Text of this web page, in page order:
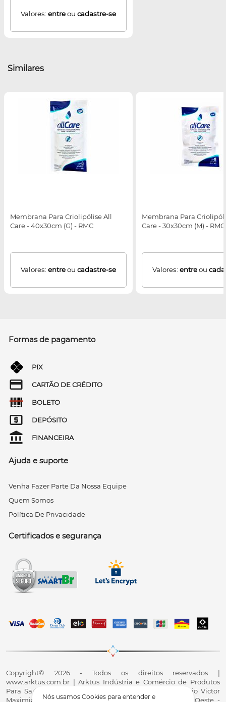
Nós usamos Cookies para entender e
Valores: entreou cadastre-se
Similares
Membrana Para Criolipólise All
Care - 40x30cm (G) - RMC
Valores: entreou cadastre-se
Membrana Para
Care - 30x30cm (M) - RMC
Valores: entreou
Formas de pagamento
PIX
CARTÃO DE CRÉDITO
BOLETO
DEPÓSITO
FINANCEIRA
Ajuda e suporte
Venha Fazer Parte Da Nossa Equipe
Quem Somos
Política De Privacidade
Certificados e segurança
Copyright© 2026 - Todos os direitos reservados |
www.arktus.com.br | Arktus Indústria e Comércio de Produtos
Para Saúde Ltda | CNPJ: 01.417.367/0001-78 | R. Antônio Victor
Maximiano, 107, Parque Industrial II, Santa Tereza do Oeste -